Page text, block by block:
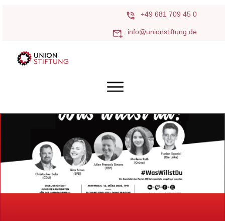
+49 681 709 45 0
info@unionstiftung.de